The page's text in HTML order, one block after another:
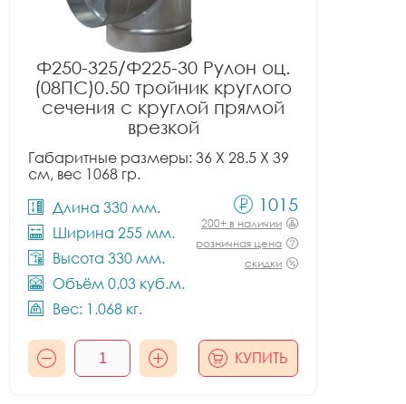
Ф250-325/Ф225-30 Рулон оц.
(08ПС)0.50 тройник круглого
сечения с круглой прямой
врезкой
Габаритные размеры: 36 X 28.5 X 39
см, вес 1068 гр.
Длина 330 мм.
Ширина 255 мм.
Высота 330 мм.
Объём 0.03 куб.м.
Вес: 1.068 кг.
1015
200+ в наличии
розничная цена
скидки
КУПИТЬ